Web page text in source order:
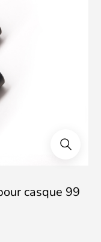
casque 99